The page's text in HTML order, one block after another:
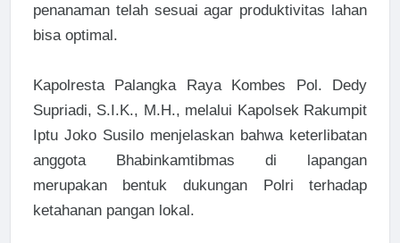
penanaman telah sesuai agar produktivitas lahan
bisa optimal.
Kapolresta Palangka Raya Kombes Pol. Dedy
Supriadi, S.I.K., M.H., melalui Kapolsek Rakumpit
Iptu Joko Susilo menjelaskan bahwa keterlibatan
anggota Bhabinkamtibmas di lapangan
merupakan bentuk dukungan Polri terhadap
ketahanan pangan lokal.